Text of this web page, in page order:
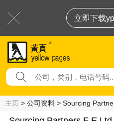
立即下载
主页 > 公司资料 > Sourcing